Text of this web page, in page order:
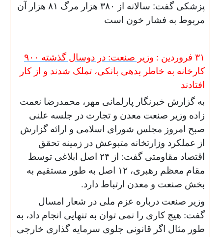
پزشکی گفت: سالانه از ۳۸۰ هزار مرگ ۸۱ هزار آن
مربوط به فشار خون است
۳۱ فروردین : وزیر صنعت: در دوسال گذشته ۹۰۰
کارخانه به خاطر بدهی بانکی، تملک شدند و از کار
افتادند
به گزارش خبرنگار پارلمانی مهر، محمدرضا نعمت
زاده وزیر صنعت معدن و تجارت در جلسه علنی
صبح امروز مجلس شورای اسلامی و ارائه گزارش
از عملکرد وزارتخانه متبوعش در زمینه تحقق
اقتصاد مقاومتی گفت: از ۲۴ اصل ابلاغی توسط
مقام معظم رهبری، ۱۲ اصل به طور مستقیم به
بخش صنعت و معدن ارتباط دارد.
وزیر صنعت درباره عزم ملی در شعار امسال
گفت: هیچ کاری را نمی توان به تنهایی انجام داد، به
طور مثال اگر قانونی جلوی سرمایه گذاری خارجی